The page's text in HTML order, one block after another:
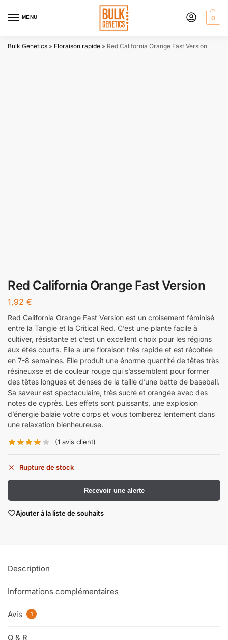
MENU 0
Bulk Genetics » Floraison rapide » Red California Orange Fast Version
Red California Orange Fast Version
1,92 €
Red California Orange Fast Version est un croisement féminisé
entre la Tangie et la Critical Red. C’est une plante facile à
cultiver, résistante et c’est un excellent choix pour les régions
aux étés courts. Elle a une floraison très rapide et est récoltée
en 7-8 semaines. Elle produit une énorme quantité de têtes très
résineuxse et de couleur rouge qui s’assemblent pour former
des têtes longues et denses de la taille d’une batte de baseball.
Sa saveur est spectaculaire, très sucré et orangée avec des
notes de cyprès. Les effets sont puissants, une explosion
d’énergie balaie votre corps et vous tomberez lentement dans
une relaxation bienheureuse.
(1 avis client)
Rupture de stock
Recevoir une alerte
Ajouter à la liste de souhaits
Description
Informations complémentaires
Avis 1
Q & R